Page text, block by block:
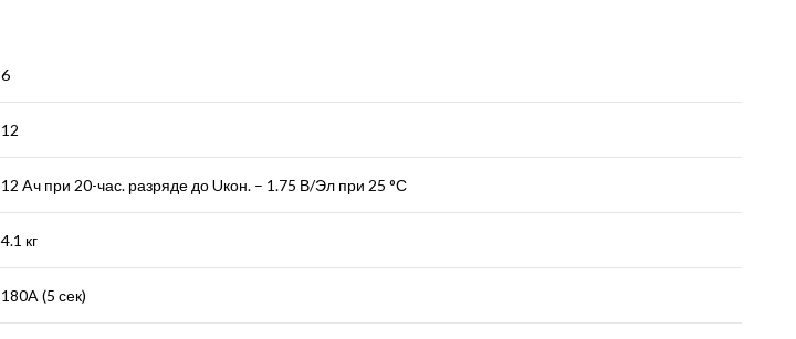
6
12
12 Aч при 20-час. разряде до Uкон. – 1.75 В/Эл при 25 °С
4.1 кг
180A (5 сек)